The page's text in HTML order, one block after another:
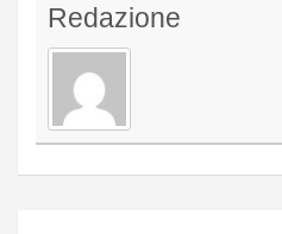
Redazione